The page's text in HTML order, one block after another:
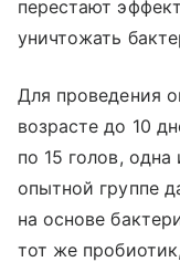
перестают
уничтожать
Для проведения
возрасте до 10
по 15 голов,
опытной группе
на основе
тот же